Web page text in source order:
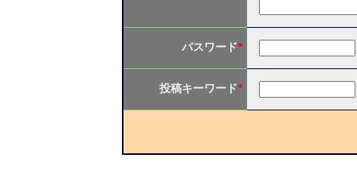
パスワード*
投稿キーワード*